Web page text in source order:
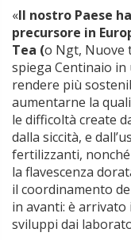
«Il nostro Paese
precursore in
Tea (o Ngt, Nuove
spiega Centinaio
rendere più
aumentarne la
le difficoltà create
dalla siccità, e
fertilizzanti,
la flavescenza
il coordinamento
in avanti: è
sviluppi dai